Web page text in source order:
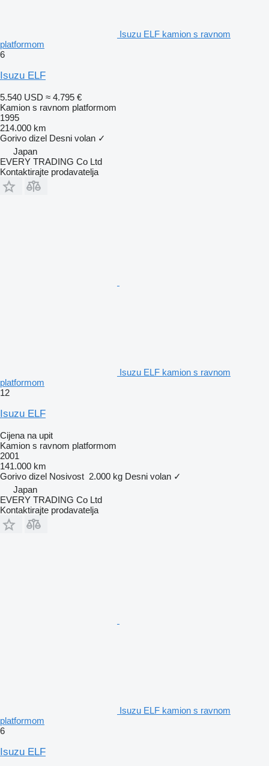
Isuzu ELF kamion s ravnom
platformom
6
Isuzu ELF
5.540 USD ≈ 4.795 €
Kamion s ravnom platformom
1995
214.000 km
Gorivo dizel Desni volan ✓
Japan
EVERY TRADING Co Ltd
Kontaktirajte prodavatelja
Isuzu ELF kamion s ravnom
platformom
12
Isuzu ELF
Cijena na upit
Kamion s ravnom platformom
2001
141.000 km
Gorivo dizel Nosivost 2.000 kg Desni volan ✓
Japan
EVERY TRADING Co Ltd
Kontaktirajte prodavatelja
Isuzu ELF kamion s ravnom
platformom
6
Isuzu ELF